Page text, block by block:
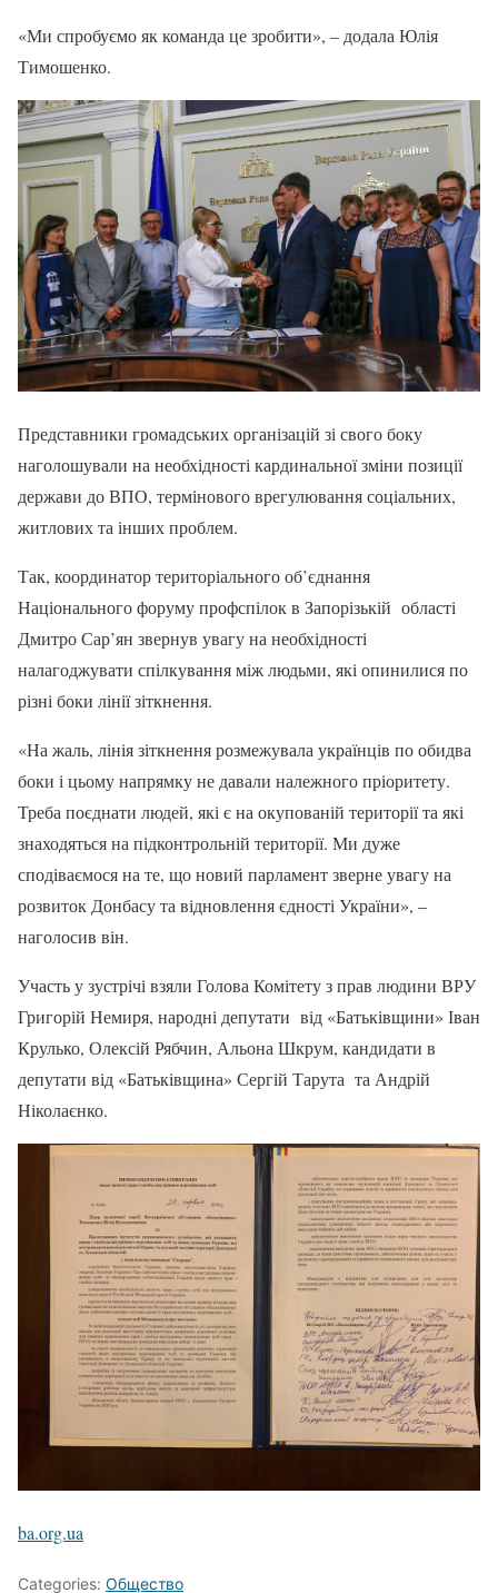
«Ми спробуємо як команда це зробити», – додала Юлія
Тимошенко.
Представники громадських організацій зі свого боку
наголошували на необхідності кардинальної зміни позиції
держави до ВПО, термінового врегулювання соціальних,
житлових та інших проблем.
Так, координатор територіального об’єднання
Національного форуму профспілок в Запорізькій області
Дмитро Сар’ян звернув увагу на необхідності
налагоджувати спілкування між людьми, які опинилися по
різні боки лінії зіткнення.
«На жаль, лінія зіткнення розмежувала українців по обидва
боки і цьому напрямку не давали належного пріоритету.
Треба поєднати людей, які є на окупованій території та які
знаходяться на підконтрольній території. Ми дуже
сподіваємося на те, що новий парламент зверне увагу на
розвиток Донбасу та відновлення єдності України», –
наголосив він.
Участь у зустрічі взяли Голова Комітету з прав людини ВРУ
Григорій Немиря, народні депутати від «Батьківщини» Іван
Крулько, Олексій Рябчин, Альона Шкрум, кандидати в
депутати від «Батьківщина» Сергій Тарута та Андрій
Ніколаєнко.
ba.org.ua
Categories: Общество